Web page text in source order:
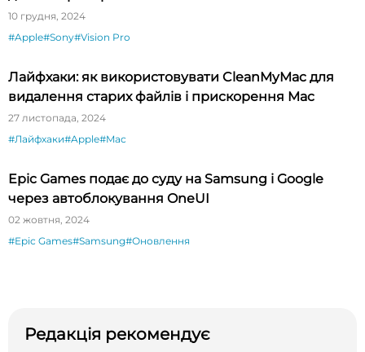
10 грудня, 2024
#Apple#Sony#Vision Pro
Лайфхаки: як використовувати CleanMyMac для
видалення старих файлів і прискорення Mac
27 листопада, 2024
#Лайфхаки#Apple#Mac
Epic Games подає до суду на Samsung і Google
через автоблокування OneUI
02 жовтня, 2024
#Epic Games#Samsung#Оновлення
Редакція рекомендує